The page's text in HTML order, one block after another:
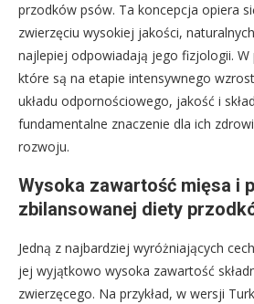
przodków psów. Ta koncepcja opiera
zwierzęciu wysokiej jakości,
najlepiej odpowiadają jego fizjologii. W
które są na etapie intensywnego
układu odpornościowego, jakość i
fundamentalne znaczenie dla ich
rozwoju.
Wysoka zawartość mięsa i
zbilansowanej diety
Jedną z najbardziej wyróżniających
jej wyjątkowo wysoka zawartość
zwierzęcego. Na przykład, w wersji